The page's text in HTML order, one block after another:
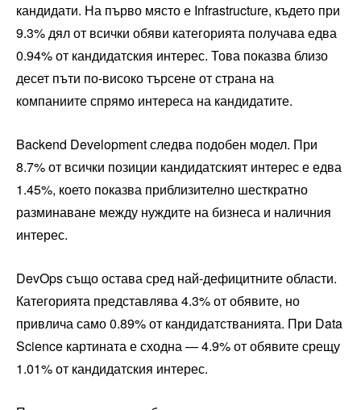
кандидати. На първо място е Infrastructurе, където при
9.3% дял от всички обяви категорията получава едва
0.94% от кандидатския интерес. Това показва близо
десет пъти по-високо търсене от страна на
компаниите спрямо интереса на кандидатите.
Backend Development следва подобен модел. При
8.7% от всички позиции кандидатският интерес е едва
1.45%, което показва приблизително шесткратно
разминаване между нуждите на бизнеса и наличния
интерес.
DevOps също остава сред най-дефицитните области.
Категорията представлява 4.3% от обявите, но
привлича само 0.89% от кандидатстванията. При Data
Science картината е сходна — 4.9% от обявите срещу
1.01% от кандидатския интерес.